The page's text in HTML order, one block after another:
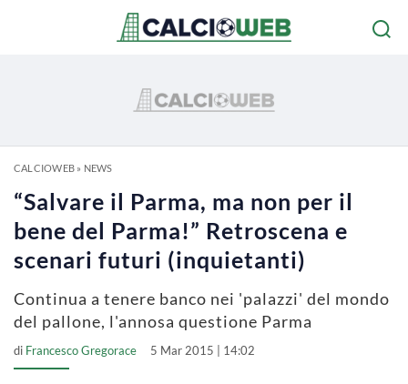
CALCIOWEB» NEWS
“Salvare il Parma, ma non per il
bene del Parma!” Retroscena e
scenari futuri (inquietanti)
Continua a tenere banco nei 'palazzi' del mondo
del pallone, l'annosa questione Parma
di Francesco Gregorace 5 Mar 2015 | 14:02